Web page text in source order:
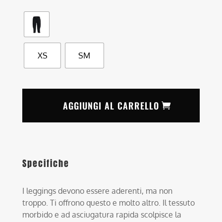
XS SM
AGGIUNGI AL CARRELLO
Specifiche
I leggings devono essere aderenti, ma non
troppo. Ti offrono questo e molto altro. Il tessuto
morbido e ad asciugatura rapida scolpisce la